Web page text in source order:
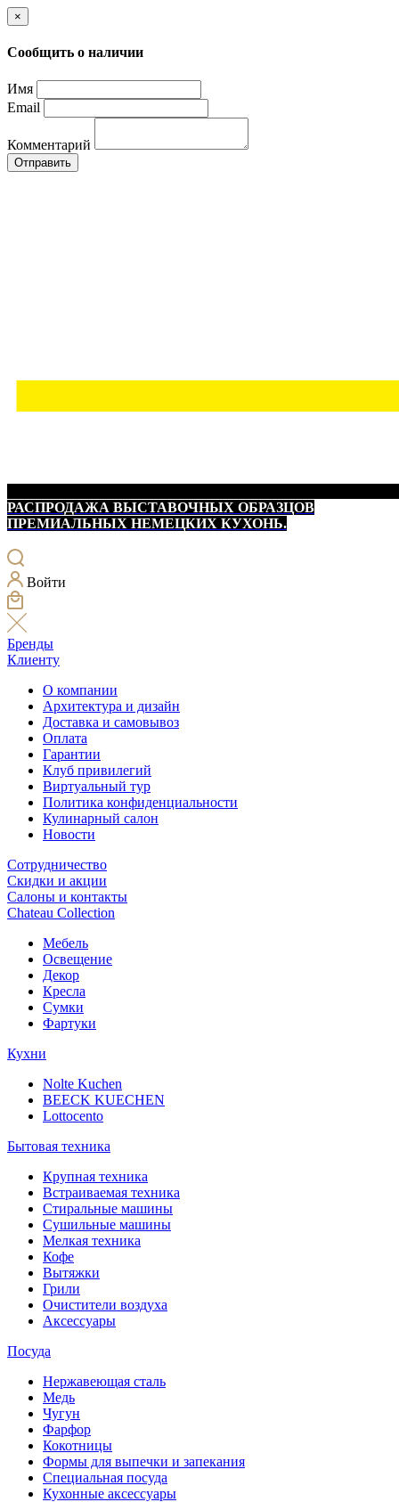
×
Сообщить о наличии
Имя
Email
Комментарий
Отправить
РАСПРОДАЖА ВЫСТАВОЧНЫХ ОБРАЗЦОВ
ПРЕМИАЛЬНЫХ НЕМЕЦКИХ КУХОНЬ.
Войти
Бренды
Клиенту
О компании
Архитектура и дизайн
Доставка и самовывоз
Оплата
Гарантии
Клуб привилегий
Виртуальный тур
Политика конфиденциальности
Кулинарный салон
Новости
Сотрудничество
Скидки и акции
Салоны и контакты
Chateau Collection
Мебель
Освещение
Декор
Кресла
Сумки
Фартуки
Кухни
Nolte Kuchen
BEECK KUECHEN
Lottocento
Бытовая техника
Крупная техника
Встраиваемая техника
Стиральные машины
Сушильные машины
Мелкая техника
Кофе
Вытяжки
Грили
Очистители воздуха
Аксессуары
Посуда
Нержавеющая сталь
Медь
Чугун
Фарфор
Кокотницы
Формы для выпечки и запекания
Специальная посуда
Кухонные аксессуары